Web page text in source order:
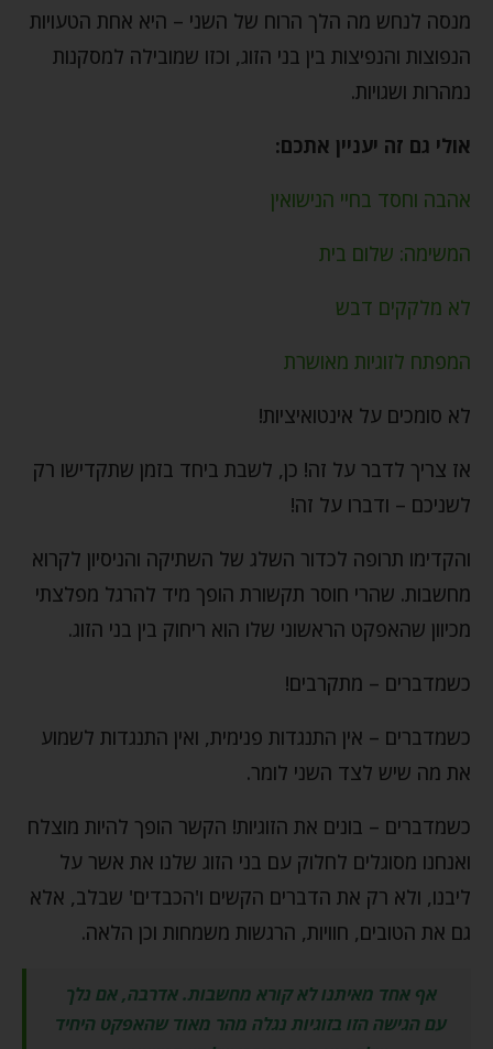
מנסה לנחש מה הלך הרוח של השני – היא אחת הטעויות
הנפוצות והנפיצות בין בני הזוג, וכזו שמובילה למסקנות
נמהרות ושגויות.
אולי גם זה יעניין אתכם:
אהבה וחסד בחיי הנישואין
המשימה: שלום בית
לא מלקקים דבש
המפתח לזוגיות מאושרת
לא סומכים על אינטואיציות!
אז צריך לדבר על זה! כן, לשבת ביחד בזמן שתקדישו רק
לשניכם – ודברו על זה!
והקדימו תרופה לכדור השלג של השתיקה והניסיון לקרוא
מחשבות. שהרי חוסר תקשורת הופך מיד להרגל מפלצתי
מכיוון שהאפקט הראשוני שלו הוא ריחוק בין בני הזוג.
כשמדברים – מתקרבים!
כשמדברים – אין התנגדות פנימית, ואין התנגדות לשמוע
את מה שיש לצד השני לומר.
כשמדברים – בונים את הזוגיות! הקשר הופך להיות מוצלח
ואנחנו מסוגלים לחלוק עם בני הזוג שלנו את אשר על
ליבנו, ולא רק את הדברים הקשים ו'הכבדים' שבלב, אלא
גם את הטובים, חוויות, הרגשות משמחות וכן הלאה.
אף אחד מאיתנו לא קורא מחשבות. אדרבה, אם נלך
עם הגישה הזו בזוגיות נגלה מהר מאוד שהאפקט היחיד